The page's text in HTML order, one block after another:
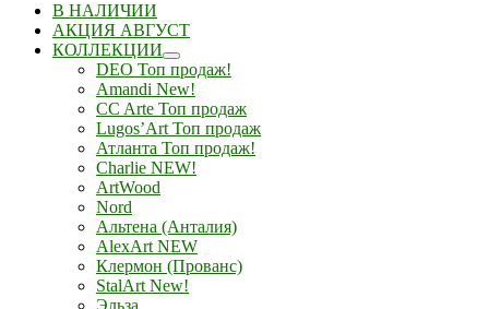
В НАЛИЧИИ
АКЦИЯ АВГУСТ
КОЛЛЕКЦИИ
DEO Топ продаж!
Amandi New!
CC Arte Топ продаж
Lugos’Art Топ продаж
Атланта Топ продаж!
Charlie NEW!
ArtWood
Nord
Альтена (Анталия)
AlexArt NEW
Клермон (Прованс)
StalArt New!
Эльза